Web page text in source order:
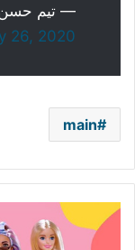
26, 2020
main
إصدارات
جديدة